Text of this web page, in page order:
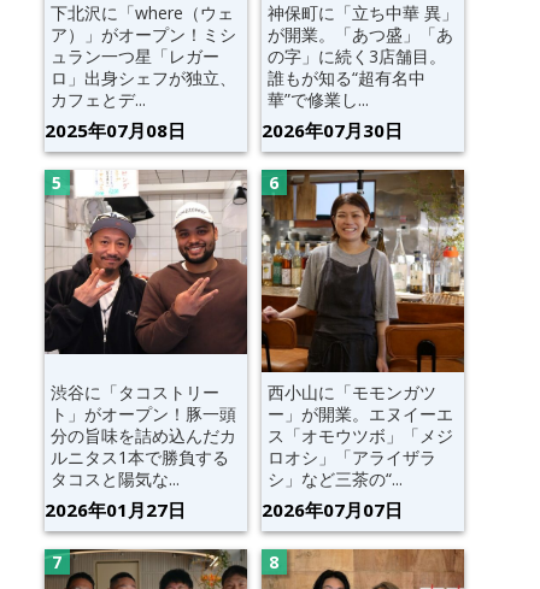
下北沢に「where（ウェ
ア）」がオープン！ミシ
ュラン一つ星「レガー
ロ」出身シェフが独立、
カフェとデ...
2025年07月08日
神保町に「立ち中華 異」
が開業。「あつ盛」「あ
の字」に続く3店舗目。
誰もが知る“超有名中
華”で修業し...
2026年07月30日
渋谷に「タコストリー
ト」がオープン！豚一頭
分の旨味を詰め込んだカ
ルニタス1本で勝負する
タコスと陽気な...
2026年01月27日
西小山に「モモンガツ
ー」が開業。エヌイーエ
ス「オモウツボ」「メジ
ロオシ」「アライザラ
シ」など三茶の“...
2026年07月07日